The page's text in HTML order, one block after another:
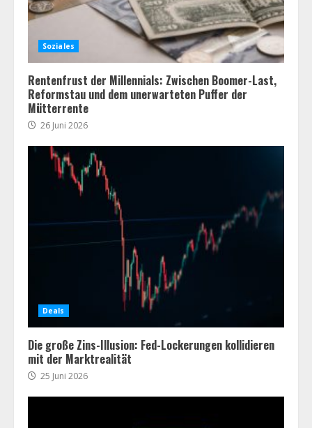
Soziales
Rentenfrust der Millennials: Zwischen Boomer-Last,
Reformstau und dem unerwarteten Puffer der
Mütterrente
26 Juni 2026
Deals
Die große Zins-Illusion: Fed-Lockerungen kollidieren
mit der Marktrealität
25 Juni 2026